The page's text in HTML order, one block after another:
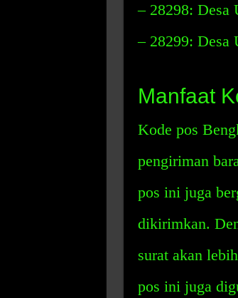
– 28298: Desa
– 28299: Desa
Manfaat
Kode pos
pengiriman
pos ini juga
dikirimkan.
surat akan
pos ini juga